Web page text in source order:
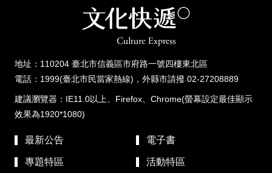
地址：110204 臺北市信義區市府路一號四樓東北區
電話：1999(臺北市民當家熱線)，外縣市請撥 02-27208889
建議瀏覽器：IE11.0以上、Firefox、Chrome(螢幕設定最佳顯示
效果為1920*1080)
最新公告 電子書
專題特區 活動特區